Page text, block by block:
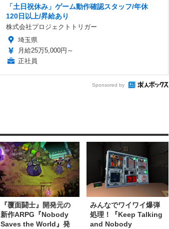
「土日祝休み」ゲーム動作確認スタッフ/年休
120日以上/昇給あり
株式会社プロジェクトトリガー
埼玉県
月給25万5,000円～
正社員
Sponsored by
『覆面闘士』開発元の
新作ARPG『Nobody
Saves the World』発
みんなでワイワイ爆弾
処理！『Keep Talking
and Nobody